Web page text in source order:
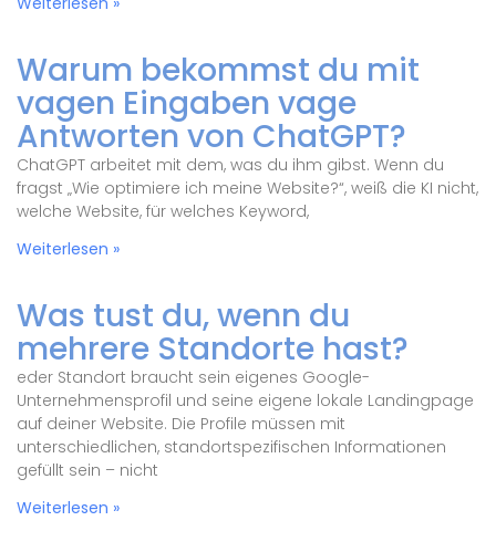
Warum bekommst du mit
vagen Eingaben vage
Antworten von ChatGPT?
ChatGPT arbeitet mit dem, was du ihm gibst. Wenn du
fragst „Wie optimiere ich meine Website?“, weiß die KI nicht,
welche Website, für welches Keyword,
Weiterlesen »
Was tust du, wenn du
mehrere Standorte hast?
eder Standort braucht sein eigenes Google-
Unternehmensprofil und seine eigene lokale Landingpage
auf deiner Website. Die Profile müssen mit
unterschiedlichen, standortspezifischen Informationen
gefüllt sein – nicht
Weiterlesen »